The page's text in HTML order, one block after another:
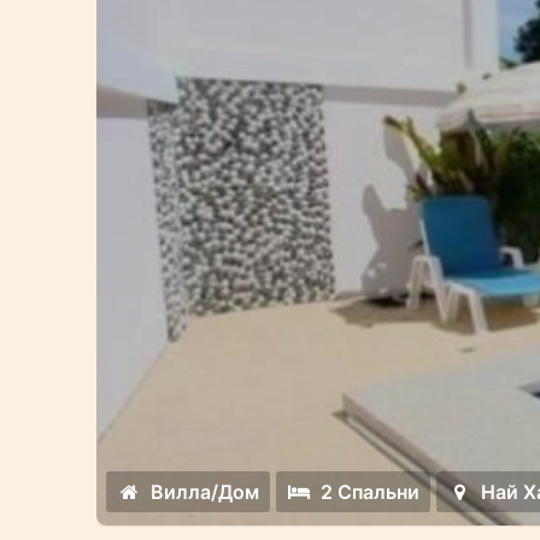
Вилла/Дом 2 Спальни Най